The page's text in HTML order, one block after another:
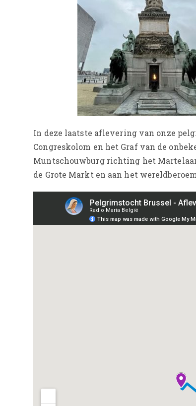
In deze laatste aflevering van onze
Congreskolom en het Graf van de
Muntschouwburg richting het
de Grote Markt en aan het